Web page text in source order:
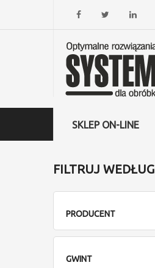
SKLEP ON-LINE
FILTRUJ WEDŁUG
PRODUCENT
GWINT